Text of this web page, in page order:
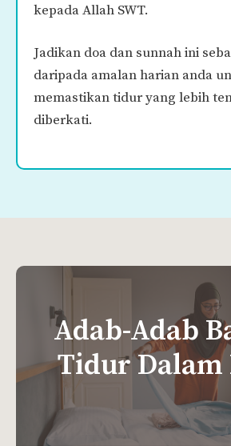
kepada Allah SWT.
Jadikan doa dan sunnah ini
daripada amalan harian anda
memastikan tidur yang lebih
diberkati.
Adab-Adab
Tidur Dalam